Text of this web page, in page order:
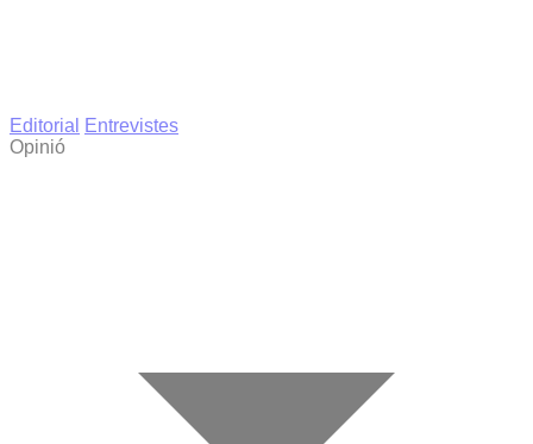
Editorial
Entrevistes
Opinió